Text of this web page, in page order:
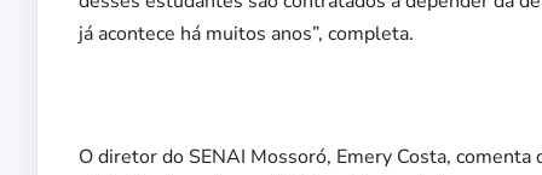
já acontece há muitos anos”, completa.
O diretor do SENAI Mossoró, Emery Costa,